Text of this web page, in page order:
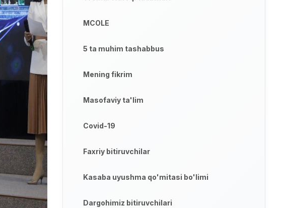
MCOLE
5 ta muhim tashabbus
Mening fikrim
Masofaviy ta'lim
Covid-19
Faxriy bitiruvchilar
Kasaba uyushma qo'mitasi bo'limi
Dargohimiz bitiruvchilari